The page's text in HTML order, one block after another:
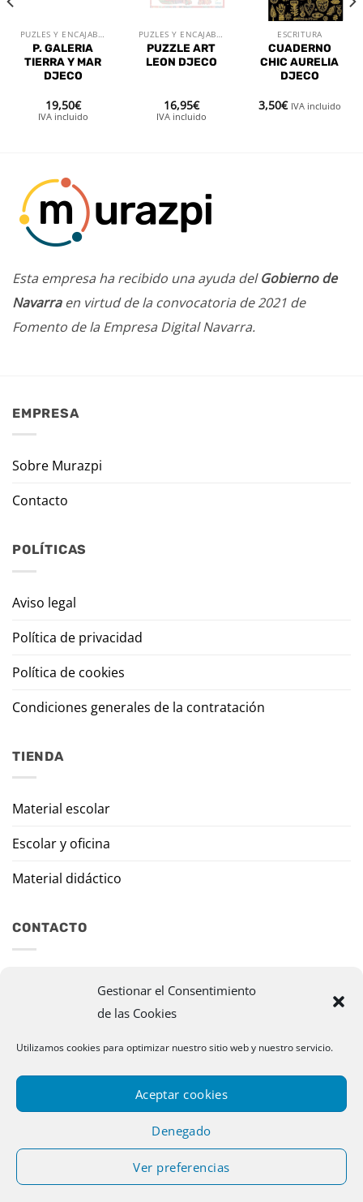
Gestionar el Consentimiento
de las Cookies
Utilizamos cookies para optimizar nuestro sitio web y nuestro servicio.
Aceptar cookies
Denegado
Ver preferencias
PUZLES Y ENCAJABLES
P. GALERIA
TIERRA Y MAR
DJECO
19,50€
IVA incluido
PUZLES Y ENCAJABLES
PUZZLE ART
LEON DJECO
16,95€
IVA incluido
ESCRITURA
CUADERNO
CHIC AURELIA
DJECO
3,50€ IVA incluido
Esta empresa ha recibido una ayuda delGobierno de
Navarraen virtud de la convocatoria de 2021 de
Fomento de la Empresa Digital Navarra.
EMPRESA
Sobre Murazpi
Contacto
POLÍTICAS
Aviso legal
Política de privacidad
Política de cookies
Condiciones generales de la contratación
TIENDA
Material escolar
Escolar y oficina
Material didáctico
CONTACTO
murazpi@murazpi.com
948 234 436 – 623 195 518